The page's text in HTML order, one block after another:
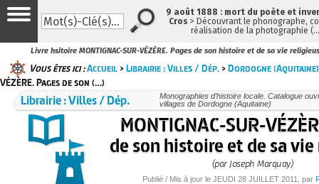
Livre hsitoire MONTIGNAC-SUR-VÉZÈRE. Pages de son histoire et de sa vie
Vous êtes ici :Accueil >Librairie : Villes / Dép. >Dordogne (Aquitaine)
VÉZÈRE. Pages de son (…)
Librairie : Villes / Dép.
Monographies d’histoire locale. Catalogue
villages de Dordogne (Aquitaine)
MONTIGNAC-SUR-
de son histoire et de sa
(par Joseph Marquay)
Publié / Mis à jour leJEUDI 28 JUILLET 2011 , par
9 août 1888 : mort du poète et
Cros > Découvrant le phonographe,
réalisation de la photographie